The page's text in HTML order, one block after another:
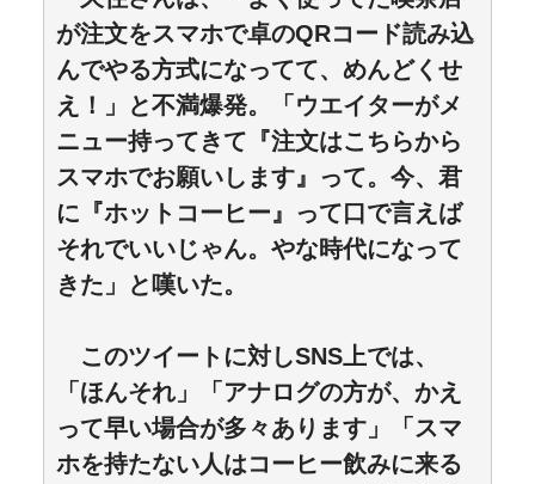
が注文をスマホで卓のQRコード読み込
んでやる方式になってて、めんどくせ
え！」と不満爆発。「ウエイターがメ
ニュー持ってきて『注文はこちらから
スマホでお願いします』って。今、君
に『ホットコーヒー』って口で言えば
それでいいじゃん。やな時代になって
きた」と嘆いた。
このツイートに対しSNS上では、
「ほんそれ」「アナログの方が、かえ
って早い場合が多々あります」「スマ
ホを持たない人はコーヒー飲みに来る